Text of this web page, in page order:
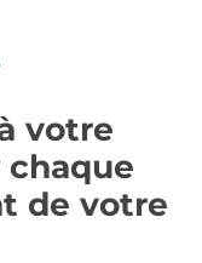
votre
de votre